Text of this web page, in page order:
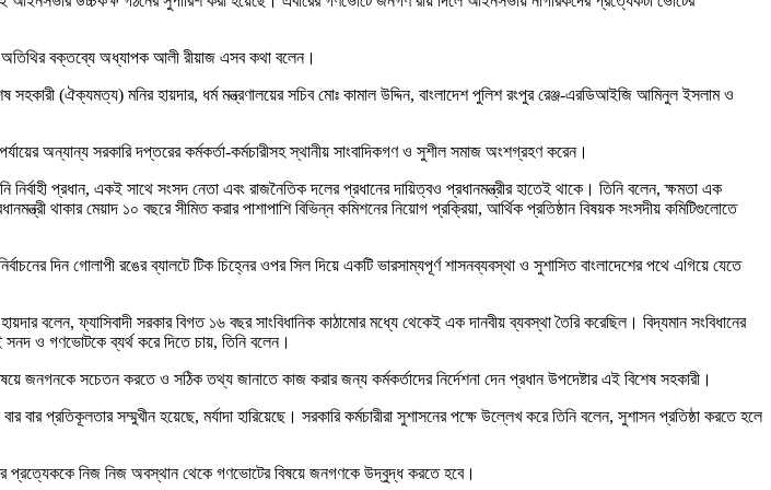
বক্তব্যে অধ্যাপক আলী রীয়াজ এসব কথা বলেন।
(ঐক্যমত্য) মনির হায়দার, ধর্ম মন্ত্রণালয়ের সচিব মোঃ কামাল উদ্দিন, বাংলাদেশ পুলিশ রংপুর রেঞ্জ-এরডিআইজি আমিনুল ইসলাম ও
অন্যান্য সরকারি দপ্তরের কর্মকর্তা-কর্মচারীসহ স্থানীয় সাংবাদিকগণ ও সুশীল সমাজ অংশগ্রহণ করেন।
নির্বাহী প্রধান, একই সাথে সংসদ নেতা এবং রাজনৈতিক দলের প্রধানের দায়িত্বও প্রধানমন্ত্রীর হাতেই থাকে। তিনি বলেন, ক্ষমতা এক
থাকার মেয়াদ ১০ বছরে সীমিত করার পাশাপাশি বিভিন্ন কমিশনের নিয়োগ প্রক্রিয়া, আর্থিক প্রতিষ্ঠান বিষয়ক সংসদীয় কমিটিগুলোতে
দিন গোলাপী রঙের ব্যালটে টিক চিহ্নের ওপর সিল দিয়ে একটি ভারসাম্যপূর্ণ শাসনব্যবস্থা ও সুশাসিত বাংলাদেশের পথে এগিয়ে যেতে
বলেন, ফ্যাসিবাদী সরকার বিগত ১৬ বছর সাংবিধানিক কাঠামোর মধ্যে থেকেই এক দানবীয় ব্যবস্থা তৈরি করেছিল। বিদ্যমান সংবিধানের
সনদ ও গণভোটকে ব্যর্থ করে দিতে চায়, তিনি বলেন।
সচেতন করতে ও সঠিক তথ্য জানাতে কাজ করার জন্য কর্মকর্তাদের নির্দেশনা দেন প্রধান উপদেষ্টার এই বিশেষ সহকারী।
বার প্রতিকূলতার সম্মুখীন হয়েছে, মর্যাদা হারিয়েছে। সরকারি কর্মচারীরা সুশাসনের পক্ষে উল্লেখ করে তিনি বলেন, সুশাসন প্রতিষ্ঠা করতে হলে
প্রত্যেককে নিজ নিজ অবস্থান থেকে গণভোটের বিষয়ে জনগণকে উদ্বুদ্ধ করতে হবে।